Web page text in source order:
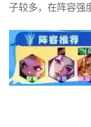
子较多，在阵容强